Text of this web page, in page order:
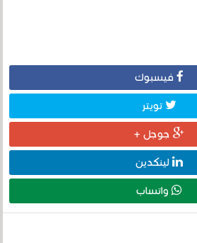
فيسبوك
تويتر
جوجل +
لينكدين
واتساب